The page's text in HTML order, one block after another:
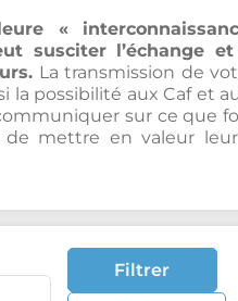
«
susciter l’échange
La transmission de
la possibilité aux Caf et
sur ce que
de mettre en valeur
Filtrer